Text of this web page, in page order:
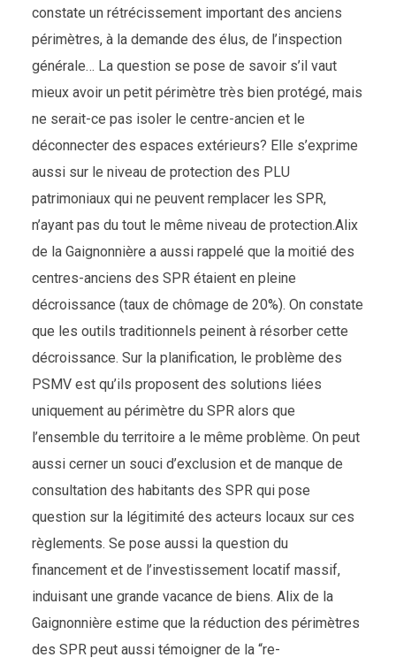
constate un rétrécissement important des anciens
périmètres, à la demande des élus, de l’inspection
générale… La question se pose de savoir s’il vaut
mieux avoir un petit périmètre très bien protégé, mais
ne serait-ce pas isoler le centre-ancien et le
déconnecter des espaces extérieurs? Elle s’exprime
aussi sur le niveau de protection des PLU
patrimoniaux qui ne peuvent remplacer les SPR,
n’ayant pas du tout le même niveau de protection.Alix
de la Gaignonnière a aussi rappelé que la moitié des
centres-anciens des SPR étaient en pleine
décroissance (taux de chômage de 20%). On constate
que les outils traditionnels peinent à résorber cette
décroissance. Sur la planification, le problème des
PSMV est qu’ils proposent des solutions liées
uniquement au périmètre du SPR alors que
l’ensemble du territoire a le même problème. On peut
aussi cerner un souci d’exclusion et de manque de
consultation des habitants des SPR qui pose
question sur la légitimité des acteurs locaux sur ces
règlements. Se pose aussi la question du
financement et de l’investissement locatif massif,
induisant une grande vacance de biens. Alix de la
Gaignonnière estime que la réduction des périmètres
des SPR peut aussi témoigner de la “re-